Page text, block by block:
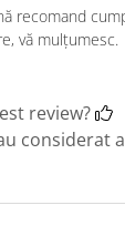
recomand
vă mulțumesc.
review?
considerat